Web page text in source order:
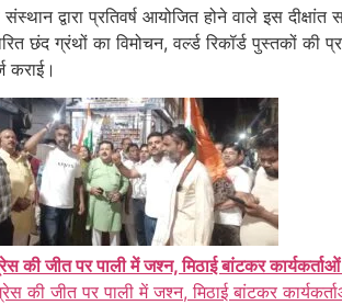
संस्थान द्वारा प्रतिवर्ष आयोजित होने वाले इस
छंद ग्रंथों का विमोचन, वर्ल्ड रिकॉर्ड पुस्तकों की
कराई।
की जीत पर पाली में जश्न, मिठाई बांटकर
की जीत पर पाली में जश्न, मिठाई बांटकर